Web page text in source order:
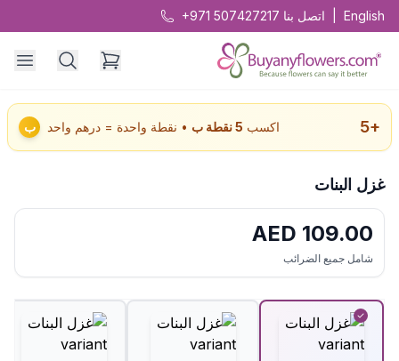
English اتصل بنا +971 507427217
+
5 اكسب 5نقطة ب • نقطة واحدة = درهم واحد ب
غزل البنات
109.00
شامل جميع الضرائب